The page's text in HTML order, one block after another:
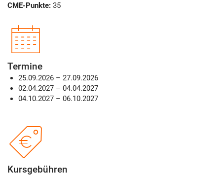
CME-Punkte: 35
Termine
25.09.2026 – 27.09.2026
02.04.2027 – 04.04.2027
04.10.2027 – 06.10.2027
Kursgebühren